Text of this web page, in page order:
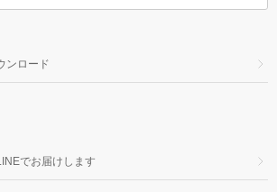
ンロード
でお届けします